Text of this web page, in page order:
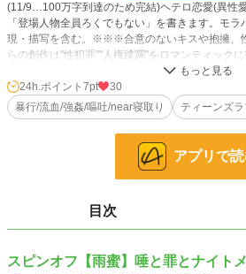
(11/9…100万字到達のため完結)ヘテロ恋愛(異性
「登場人物全員ろくでもない」を書きます。モ
現・描写を含む。※※※合意のないキスや抱擁、
らの創作は"性犯罪""人権蹂躙"をロマンティック
で愛だの恋だのを文学的に描写したところで内容
それを肯定し欲求の助長または影響されるよう
※
37,171 位 / 228,635 件
16,250 位 / 66,324 件
24h.ポイント 7 pt
文字数 1,007,126
24h.ポイント 7pt
30
暴行/流血/強姦/嘔吐/near寝取り
ティーンズ
アプリで
目次
スピンオフ【雨蜜】唾と罪とナイ